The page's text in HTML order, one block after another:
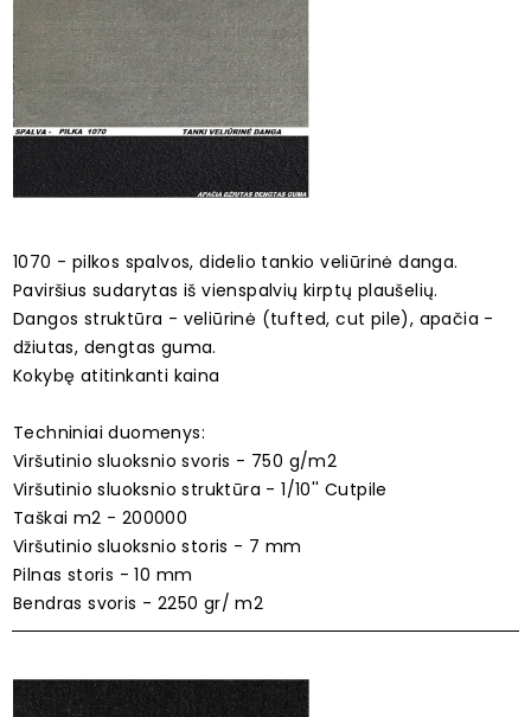
1070 - pilkos spalvos, didelio tankio veliūrinė danga.
Paviršius sudarytas iš vienspalvių kirptų plaušelių.
Dangos struktūra - veliūrinė (tufted, cut pile), apačia -
džiutas, dengtas guma.
Kokybę atitinkanti kaina
Techniniai duomenys:
Viršutinio sluoksnio svoris - 750 g/m2
Viršutinio sluoksnio struktūra - 1/10'' Cutpile
Taškai m2 - 200000
Viršutinio sluoksnio storis - 7 mm
Pilnas storis - 10 mm
Bendras svoris - 2250 gr/ m2